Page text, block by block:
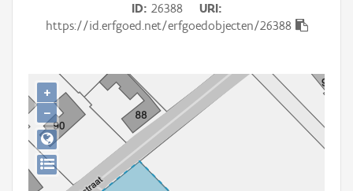
Gebeurtenis
Persoon of collectief
Downloads
Hergebruik
ID 26388
URI
https://id.erfgoed.net/erfgoedobjecten/26388
+
−